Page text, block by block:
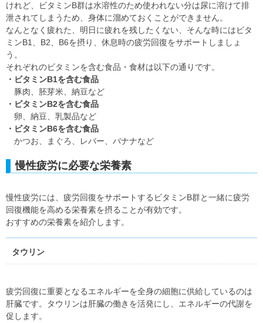
けれど、ビタミンB群は水溶性のため使われない分は尿に溶けて排
泄されてしまうため、身体に溜めておくことができません。
なんとなく疲れた、明日に疲れを残したくない、そんな時にはビタ
ミンB1、B2、B6を摂り、休息時の疲労回復をサポートしましょ
う。
それぞれのビタミンを含む食品・食材は以下の通りです。
・ビタミンB1を含む食品
豚肉、胚芽米、納豆など
・ビタミンB2を含む食品
卵、納豆、乳製品など
・ビタミンB6を含む食品
かつお、まぐろ、レバー、バナナなど
慢性疲労に必要な栄養素
慢性疲労には、疲労回復をサポートするビタミンB群と一緒に疲労
回復機能を高める栄養素を摂ることが有効です。
おすすめの栄養素を紹介します。
タウリン
疲労回復に重要となるエネルギーを全身の細胞に供給しているのは
肝臓です。タウリンは肝臓の働きを活発にし、エネルギーの代謝を
促します。